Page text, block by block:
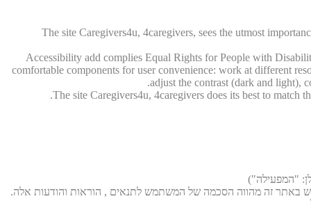
The site Caregivers4u, 4caregivers, sees the utmost
Accessibility add complies Equal Rights for People with
comfortable components for user convenience: work at different
adjust the contrast (dark and light),
The site Caregivers4u, 4caregivers does its best to match